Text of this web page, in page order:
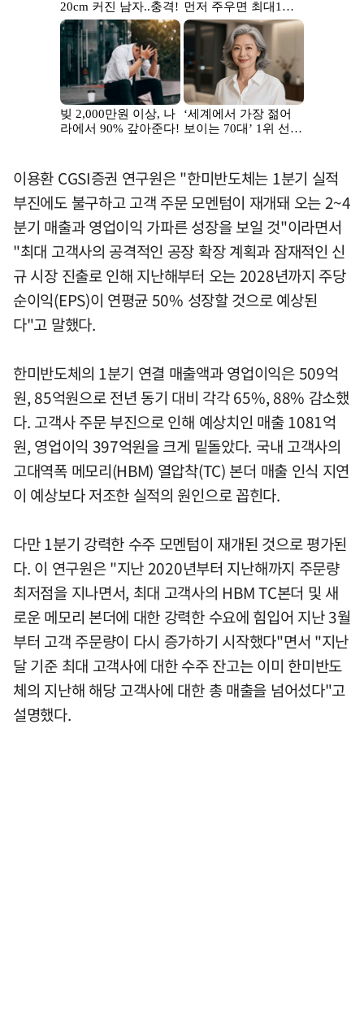
이용환 CGSI증권 연구원은 "한미반도체는 1분기 실적
부진에도 불구하고 고객 주문 모멘텀이 재개돼 오는 2~4
분기 매출과 영업이익 가파른 성장을 보일 것"이라면서
"최대 고객사의 공격적인 공장 확장 계획과 잠재적인 신
규 시장 진출로 인해 지난해부터 오는 2028년까지 주당
순이익(EPS)이 연평균 50% 성장할 것으로 예상된
다"고 말했다.
한미반도체의 1분기 연결 매출액과 영업이익은 509억
원, 85억원으로 전년 동기 대비 각각 65%, 88% 감소했
다. 고객사 주문 부진으로 인해 예상치인 매출 1081억
원, 영업이익 397억원을 크게 밑돌았다. 국내 고객사의
고대역폭 메모리(HBM) 열압착(TC) 본더 매출 인식 지연
이 예상보다 저조한 실적의 원인으로 꼽힌다.
다만 1분기 강력한 수주 모멘텀이 재개된 것으로 평가된
다. 이 연구원은 "지난 2020년부터 지난해까지 주문량
최저점을 지나면서, 최대 고객사의 HBM TC본더 및 새
로운 메모리 본더에 대한 강력한 수요에 힘입어 지난 3월
부터 고객 주문량이 다시 증가하기 시작했다"면서 "지난
달 기준 최대 고객사에 대한 수주 잔고는 이미 한미반도
체의 지난해 해당 고객사에 대한 총 매출을 넘어섰다"고
설명했다.